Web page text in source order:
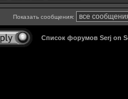
Показать сообщения:
Список форумов Serj on